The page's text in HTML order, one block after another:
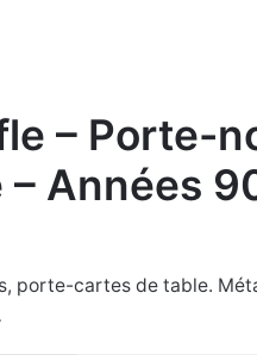
– Porte-
Années
porte-cartes de table.